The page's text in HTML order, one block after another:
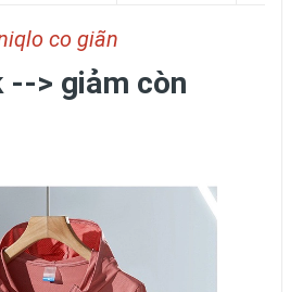
co giãn
> giảm còn